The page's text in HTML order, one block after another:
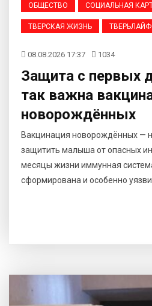
ОБЩЕСТВО СОЦИАЛЬНАЯ
ТВЕРСКАЯ ЖИЗНЬ ТВЕРЬЛАЙФ
08.08.2026 17:37 1034
Защита с первых
так важна
новорождённых
Вакцинация новорождённых —
защитить малыша от опасных
месяцы жизни иммунная
сформирована и особенно